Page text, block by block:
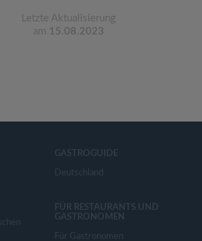
Letzte Aktualisierung
am 15.08.2023
GASTROGUIDE
Deutschland
FÜR RESTAURANTS UND
GASTRONOMEN
Für Gastronomen